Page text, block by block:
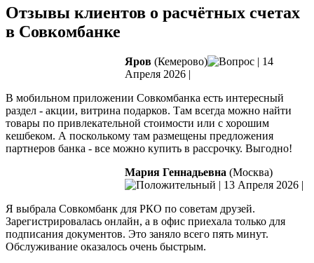
Отзывы клиентов о расчётных счетах
в Совкомбанке
Яров (Кемерово) | 14
Апреля 2026 |
В мобильном приложении Совкомбанка есть интересный
раздел - акции, витрина подарков. Там всегда можно найти
товары по привлекательной стоимости или с хорошим
кешбеком. А посколькому там размещены предложения
партнеров банка - все можно купить в рассрочку. Выгодно!
Мария Геннадьевна (Москва)
| 13 Апреля 2026 |
Я выбрала Совкомбанк для РКО по советам друзей.
Зарегистрировалась онлайн, а в офис приехала только для
подписания документов. Это заняло всего пять минут.
Обслуживание оказалось очень быстрым.